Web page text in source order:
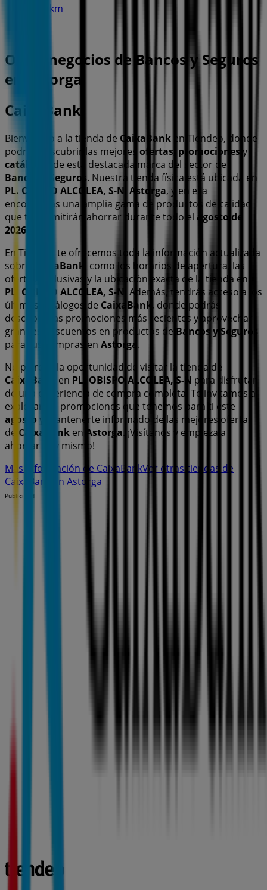
21.6 km
Otros negocios de Bancos y Seguros
en Astorga
CaixaBank
Bienvenido a la tienda de CaixaBank en Tiendeo, donde
podrás descubrir las mejores ofertas promociones y
catálogos
de esta destacada marca del sector de
Bancos y Seguros. Nuestra tienda física está ubicada en
PL. OBISPO ALCOLEA, S-N Astorga, y en ella
encontrarás una amplia gama de productos de calidad
que te permitirán ahorrar durante todo el agosto de
2026
En Tiendeo te ofrecemos toda la información actualizada
sobre
CaixaBank
, como los horarios de apertura, las
ofertas exclusivas y la ubicación exacta de la tienda en
PL. OBISPO ALCOLEA, S-N . Además, tendrás acceso a los
últimos catálogos de CaixaBank , donde podrás
descubrir las promociones más recientes y aprovechar
grandes descuentos en productos de Bancos y Seguros
para tus compras en Astorga .
No pierdas la oportunidad de visitar la tienda de
CaixaBank
en PL. OBISPO ALCOLEA, S-N para disfrutar
de una experiencia de compra completa. Te invitamos a
explorar las promociones que tenemos para ti este
agosto y mantenerte informado de las mejores ofertas
de CaixaBank en Astorga. ¡Visítanos y empieza a
ahorrar hoy mismo!
Más información de CaixaBankVer otras tiendas de
CaixaBank en Astorga
Publicidad